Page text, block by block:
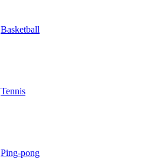
Basketball
Tennis
Ping-pong